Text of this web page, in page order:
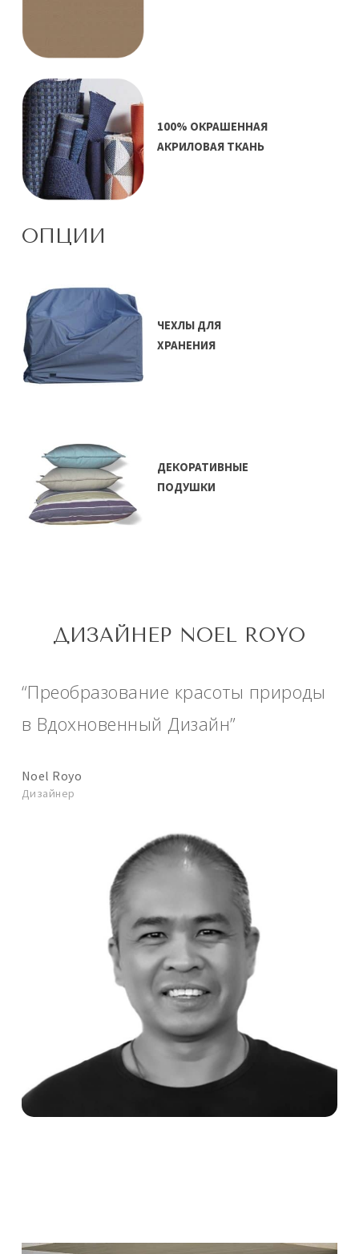
100% ОКРАШЕННАЯ
АКРИЛОВАЯ ТКАНЬ
ОПЦИИ
ЧЕХЛЫ ДЛЯ
ХРАНЕНИЯ
ДЕКОРАТИВНЫЕ
ПОДУШКИ
ДИЗАЙНЕР NOEL ROYO
“Преобразование красоты природы
в Вдохновенный Дизайн”
Noel Royo
Дизайнер